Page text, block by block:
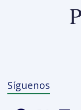
Síguenos